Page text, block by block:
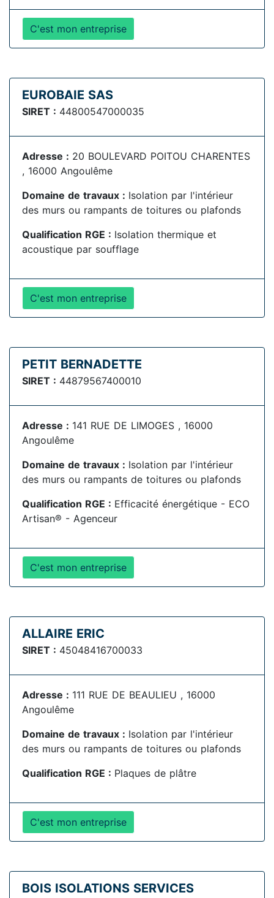
C'est mon entreprise
EUROBAIE SAS
SIRET : 44800547000035
Adresse : 20 BOULEVARD POITOU CHARENTES
, 16000 Angoulême
Domaine de travaux : Isolation par l'intérieur
des murs ou rampants de toitures ou plafonds
Qualification RGE : Isolation thermique et
acoustique par soufflage
C'est mon entreprise
PETIT BERNADETTE
SIRET : 44879567400010
Adresse : 141 RUE DE LIMOGES , 16000
Angoulême
Domaine de travaux : Isolation par l'intérieur
des murs ou rampants de toitures ou plafonds
Qualification RGE : Efficacité énergétique - ECO
Artisan® - Agenceur
C'est mon entreprise
ALLAIRE ERIC
SIRET : 45048416700033
Adresse : 111 RUE DE BEAULIEU , 16000
Angoulême
Domaine de travaux : Isolation par l'intérieur
des murs ou rampants de toitures ou plafonds
Qualification RGE : Plaques de plâtre
C'est mon entreprise
BOIS ISOLATIONS SERVICES